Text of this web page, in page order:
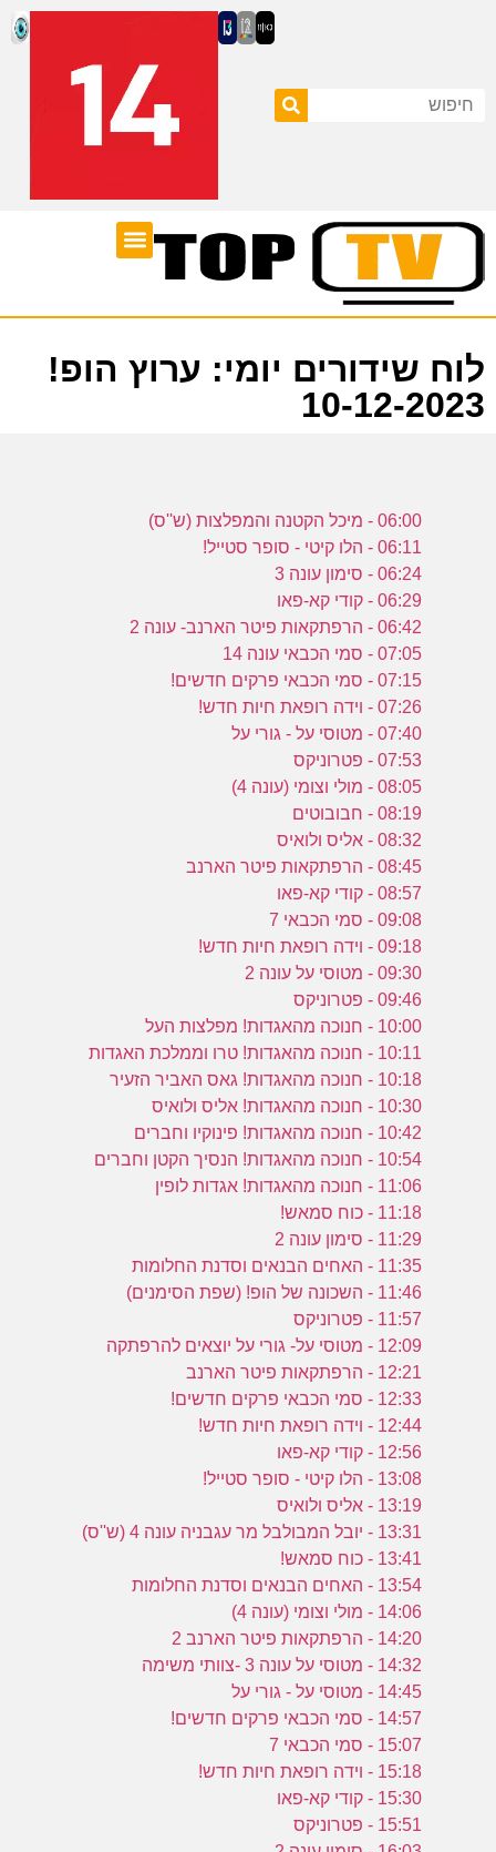
לוח שידורים יומי: ערוץ הופ!
10-12-2023
06:00 - מיכל הקטנה והמפלצות (ש''ס)
06:11 - הלו קיטי - סופר סטייל!
06:24 - סימון עונה 3
06:29 - קודי קא-פאו
06:42 - הרפתקאות פיטר הארנב- עונה 2
07:05 - סמי הכבאי עונה 14
07:15 - סמי הכבאי פרקים חדשים!
07:26 - וידה רופאת חיות חדש!
07:40 - מטוסי על - גורי על
07:53 - פטרוניקס
08:05 - מולי וצומי (עונה 4)
08:19 - חבובוטים
08:32 - אליס ולואיס
08:45 - הרפתקאות פיטר הארנב
08:57 - קודי קא-פאו
09:08 - סמי הכבאי 7
09:18 - וידה רופאת חיות חדש!
09:30 - מטוסי על עונה 2
09:46 - פטרוניקס
10:00 - חנוכה מהאגדות! מפלצות העל
10:11 - חנוכה מהאגדות! טרו וממלכת האגדות
10:18 - חנוכה מהאגדות! גאס האביר הזעיר
10:30 - חנוכה מהאגדות! אליס ולואיס
10:42 - חנוכה מהאגדות! פינוקיו וחברים
10:54 - חנוכה מהאגדות! הנסיך הקטן וחברים
11:06 - חנוכה מהאגדות! אגדות לופין
11:18 - כוח סמאש!
11:29 - סימון עונה 2
11:35 - האחים הבנאים וסדנת החלומות
11:46 - השכונה של הופ! (שפת הסימנים)
11:57 - פטרוניקס
12:09 - מטוסי על- גורי על יוצאים להרפתקה
12:21 - הרפתקאות פיטר הארנב
12:33 - סמי הכבאי פרקים חדשים!
12:44 - וידה רופאת חיות חדש!
12:56 - קודי קא-פאו
13:08 - הלו קיטי - סופר סטייל!
13:19 - אליס ולואיס
13:31 - יובל המבולבל מר עגבניה עונה 4 (ש''ס)
13:41 - כוח סמאש!
13:54 - האחים הבנאים וסדנת החלומות
14:06 - מולי וצומי (עונה 4)
14:20 - הרפתקאות פיטר הארנב 2
14:32 - מטוסי על עונה 3 -צוותי משימה
14:45 - מטוסי על - גורי על
14:57 - סמי הכבאי פרקים חדשים!
15:07 - סמי הכבאי 7
15:18 - וידה רופאת חיות חדש!
15:30 - קודי קא-פאו
15:51 - פטרוניקס